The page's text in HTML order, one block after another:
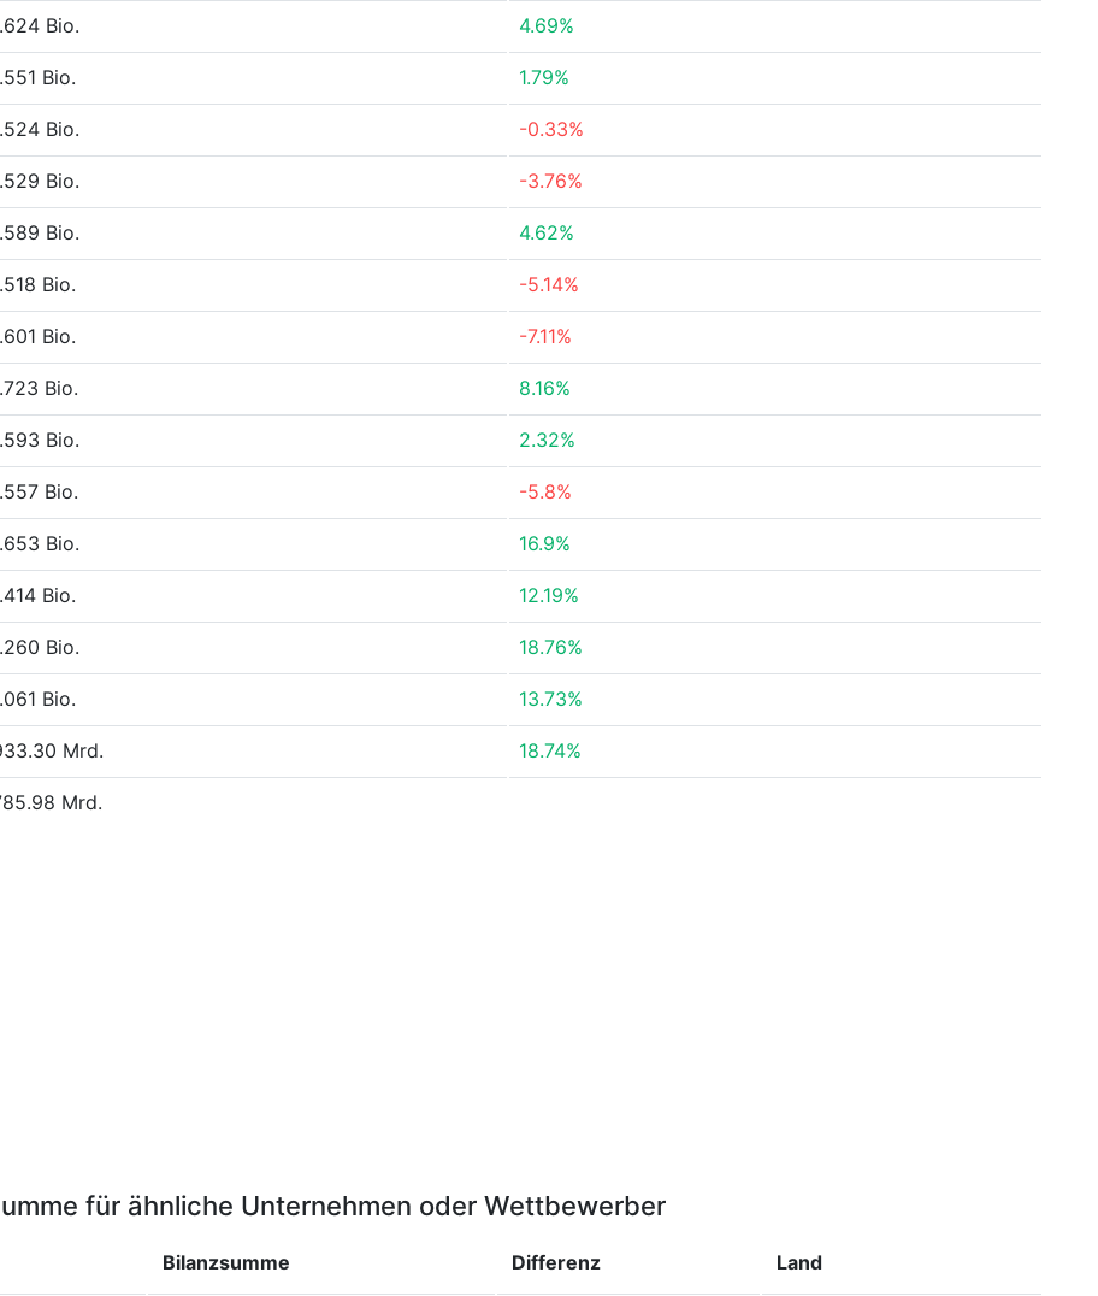
Bio. 4.69%
Bio. 1.79%
Bio. -0.33%
Bio. -3.76%
Bio. 4.62%
Bio. -5.14%
Bio. -7.11%
Bio. 8.16%
Bio. 2.32%
Bio. -5.8%
Bio. 16.9%
Bio. 12.19%
Bio. 18.76%
Bio. 13.73%
Mrd. 18.74%
Mrd.
für ähnliche Unternehmen oder Wettbewerber
Bilanzsumme Differenz Land